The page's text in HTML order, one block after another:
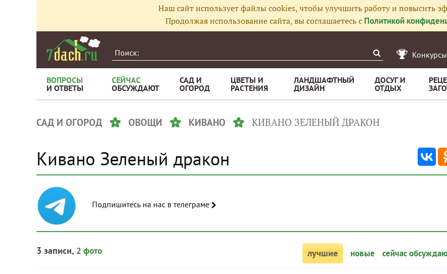
Наш сайт использует файлы cookies, чтобы улучшить работу и повысить
Продолжая использование сайта, вы соглашаетесь с Политикой
Конкурсы
ВОПРОСЫ
И ОТВЕТЫ
СЕЙЧАС
ОБСУЖДАЮТ
САД И
ОГОРОД
ЦВЕТЫ И
РАСТЕНИЯ
ЛАНДШАФТНЫЙ
ДИЗАЙН
ДОСУГ И
ОТДЫХ
САД И ОГОРОД ОВОЩИ КИВАНО КИВАНО ЗЕЛЕНЫЙ ДРАКОН
Кивано Зеленый дракон
Подпишитесь на нас в телеграме
3 записи, 2 фото лучшие новые сейчас